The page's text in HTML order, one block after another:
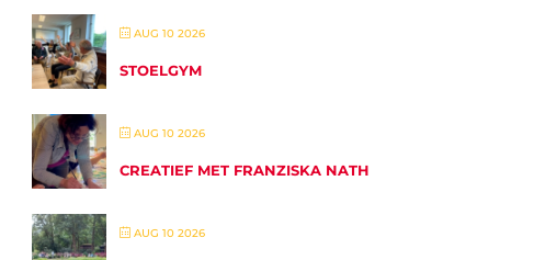
AUG 10 2026
STOELGYM
AUG 10 2026
CREATIEF MET FRANZISKA NATH
AUG 10 2026